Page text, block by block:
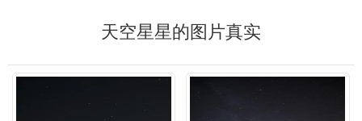
天空星星的图片真实